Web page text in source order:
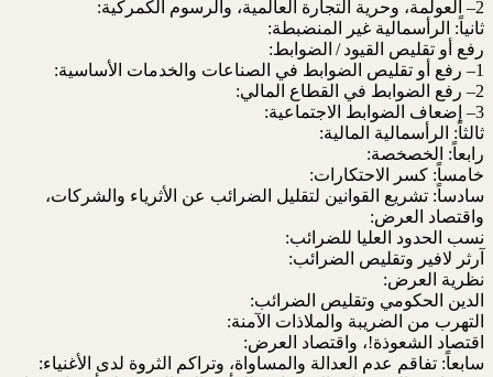
2– العولمة، وحرية التجارة العالمية، والرسوم الكمركية:
ثانياً: الرأسمالية غير المنضبطة:
رفع أو تقليص القيود / الضوابط:
1– رفع أو تقليص الضوابط في الصناعات والخدمات الأساسية:
2– رفع الضوابط في القطاع المالي:
3– إضعاف الضوابط الاجتماعية:
ثالثاً: الرأسمالية المالية:
رابعاً: الخصخصة:
خامساً: كسر الاحتكارات:
سادساً: تشريع القوانين لتقليل الضرائب عن الأثرياء والشركات،
واقتصاد العرض:
نسب الحدود العليا للضرائب:
آرثر لافير وتقليص الضرائب:
نظرية العرض:
الدين الحكومي وتقليص الضرائب:
التهرب من الضريبة والملاذات الآمنة:
اقتصاد الشعوذة!، واقتصاد العرض:
سابعاً: تفاقم عدم العدالة والمساواة، وتراكم الثروة لدى الأغنياء: